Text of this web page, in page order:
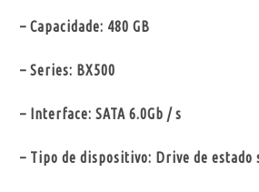
– Capacidade: 480 GB
– Series: BX500
– Interface: SATA 6.0Gb / s
– Tipo de dispositivo: Drive de